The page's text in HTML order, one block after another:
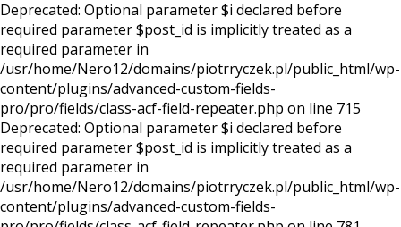
Deprecated: Optional parameter $i declared before
required parameter $post_id is implicitly treated as a
required parameter in
/usr/home/Nero12/domains/piotrryczek.pl/public_html/wp-
content/plugins/advanced-custom-fields-
pro/pro/fields/class-acf-field-repeater.php on line 715
Deprecated: Optional parameter $i declared before
required parameter $post_id is implicitly treated as a
required parameter in
/usr/home/Nero12/domains/piotrryczek.pl/public_html/wp-
content/plugins/advanced-custom-fields-